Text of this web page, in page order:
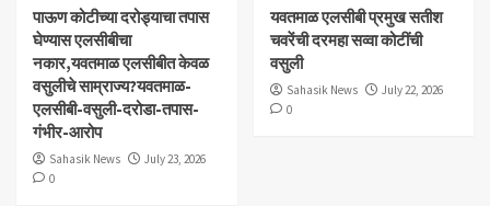
पाऊण कोटीच्या दरोड्याचा तपास
घेण्यास एलसीबीचा
नकार,यवतमाळ एलसीबीत केवळ
वसुलीचे साम्राज्य?यवतमाळ-
एलसीबी-वसुली-दरोडा-तपास-
गंभीर-आरोप
Sahasik News
July 23, 2026
0
यवतमाळ एलसीबी प्रमुख सतीश
चवरेंची दरमहा सव्वा कोटींची
वसुली
Sahasik News
July 22, 2026
0